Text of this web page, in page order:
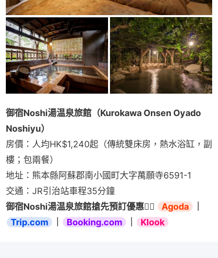
御宿Noshi湯温泉旅館（Kurokawa Onsen Oyado
Noshiyu）
房價：人均HK$1,240起（傳統雙床房，熱水浴缸，副
樓；包兩餐）
地址：熊本縣阿蘇郡南小國町大字萬願寺6591-1
交通：JR引治站車程35分鐘
御宿Noshi湯温泉旅館搶先預訂優惠👉🏻
Agoda
Trip.com
Booking.com Klook